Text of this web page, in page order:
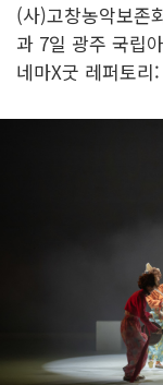
(사)고창농악보존
과 7일 광주 국립
네마X굿 레퍼토